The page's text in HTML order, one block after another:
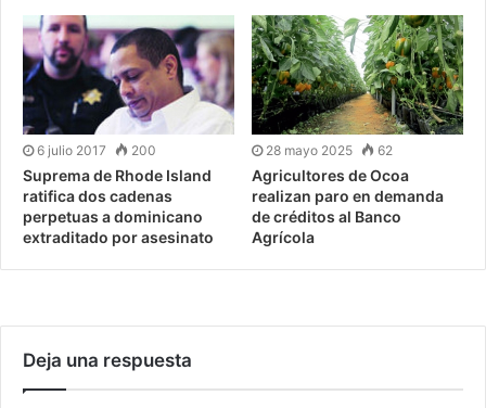
6 julio 2017 200
Suprema de Rhode Island
ratifica dos cadenas
perpetuas a dominicano
extraditado por asesinato
28 mayo 2025 62
Agricultores de Ocoa
realizan paro en demanda
de créditos al Banco
Agrícola
Deja una respuesta